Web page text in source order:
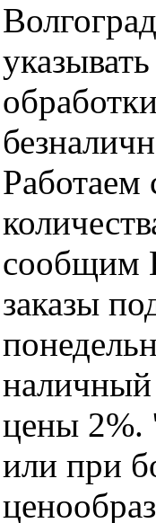
сообщим
заказы
наличный
цены 2%.
или при